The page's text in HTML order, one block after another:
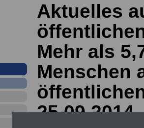
Aktuelles
Mehr als
Menschen
25.09.2014